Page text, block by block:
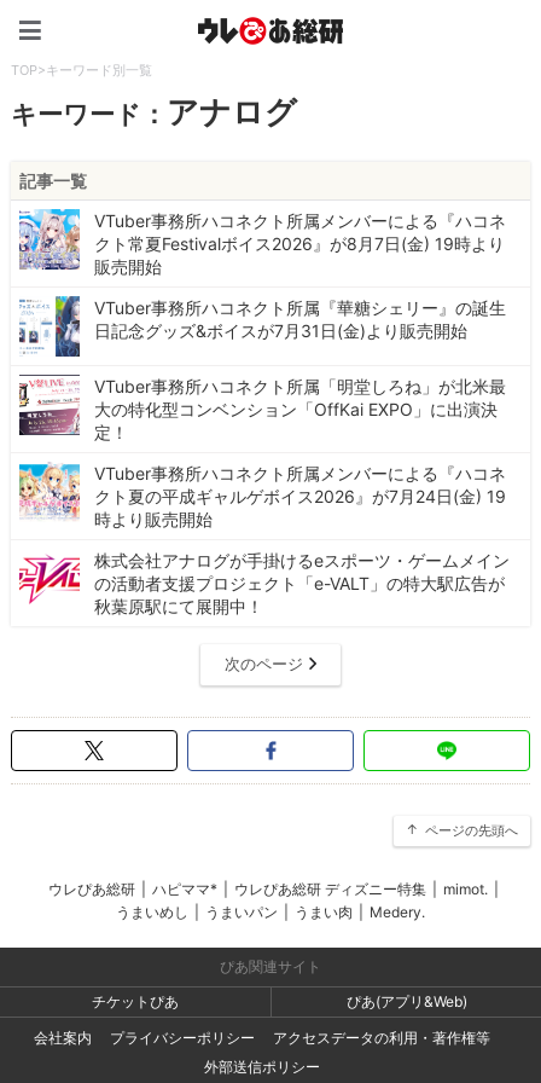
TOP>キーワード別一覧
キーワード： アナログ
記事一覧
VTuber事務所ハコネクト所属メンバーによる『ハコネ
クト常夏Festivalボイス2026』が8月7日(金) 19時より
販売開始
VTuber事務所ハコネクト所属『華糖シェリー』の誕生
日記念グッズ&ボイスが7月31日(金)より販売開始
VTuber事務所ハコネクト所属「明堂しろね」が北米最
大の特化型コンベンション「OffKai EXPO」に出演決
定！
VTuber事務所ハコネクト所属メンバーによる『ハコネ
クト夏の平成ギャルゲボイス2026』が7月24日(金) 19
時より販売開始
株式会社アナログが手掛けるeスポーツ・ゲームメイン
の活動者支援プロジェクト「e-VALT」の特大駅広告が
秋葉原駅にて展開中！
次のページ
ページの先頭へ
ウレぴあ総研 ハピママ* ウレぴあ総研 ディズニー特集 mimot.
うまいめし
うまいパン うまい肉 Medery.
ぴあ関連サイト
チケットぴあ
ぴあ(アプリ&Web)
会社案内
プライバシーポリシー
アクセスデータの利用・著作権等
外部送信ポリシー